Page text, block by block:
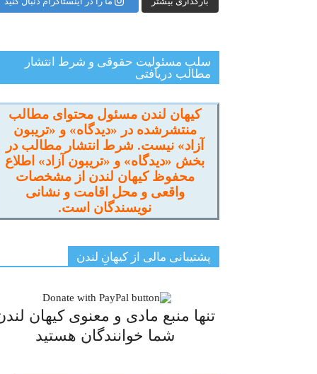
سلب مسئولیت حقوقی و شرط انتشار
مطالب دریافتی
کیهان لندن مسئول محتوای مطالب
منتشرشده در «دیدگاه» و «تریبون
آزاد» نیست. شرط انتشار مطالب در
بخش «دیدگاه» و «تریبون آزاد» اطلاع
محفوظ کیهان لندن از مشخصات
واقعی و محل اقامت و نشانی
نویسندگان است.
پشتیبانی مالی از کیهانِ لندن
تنها منبع مادی و معنوی کیهان
شما خوانندگان هستید